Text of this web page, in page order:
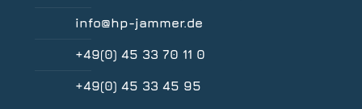
info@hp-jammer.de
+49(0) 45 33 70 11 0
+49(0) 45 33 45 95